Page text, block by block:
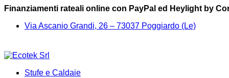
Finanziamenti rateali online con PayPal ed Heylight by
Via Ascanio Grandi, 26 – 73037 Poggiardo (Le)
Stufe e Caldaie